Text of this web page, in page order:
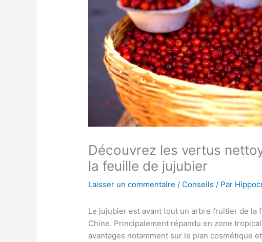
Découvrez les vertus
la feuille de jujubier
Laisser un commentaire / Conseils / Par
Le jujubier est avant tout un arbre fruitier de la
Chine. Principalement répandu en zone
avantages notamment sur le plan cosmétique